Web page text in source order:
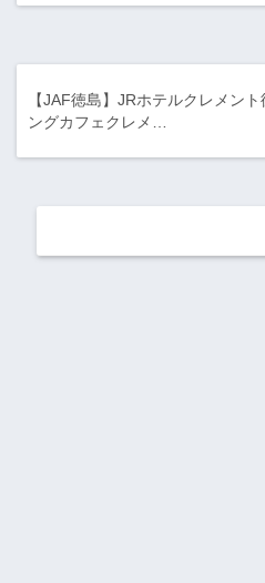
【JAF徳島】JRホテルクレメン
ングカフェクレメ…